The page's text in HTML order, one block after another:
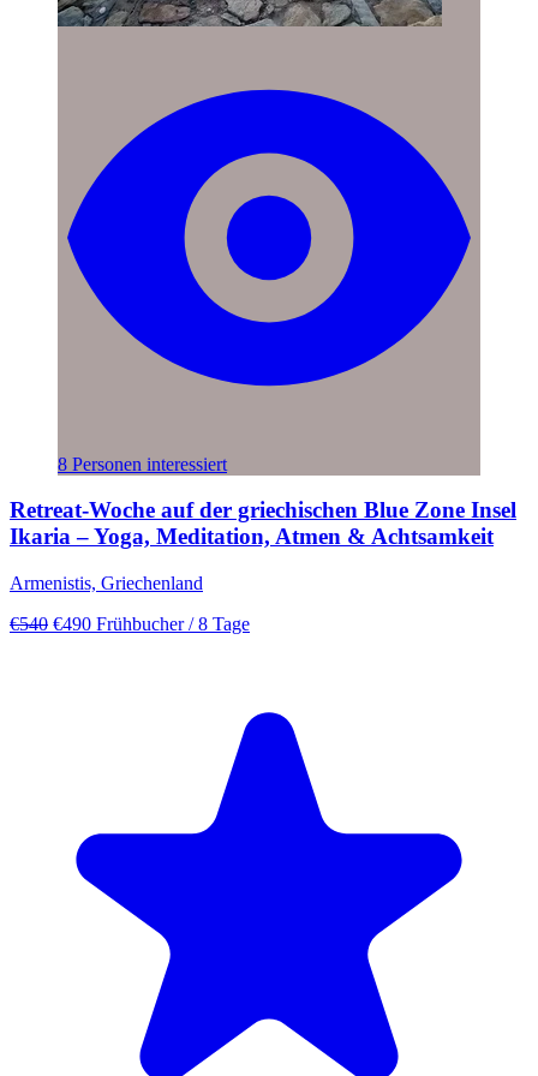
8 Personen interessiert
Retreat-Woche auf der griechischen Blue Zone Insel
Ikaria – Yoga, Meditation, Atmen & Achtsamkeit
Armenistis, Griechenland
€540 €490 Frühbucher / 8 Tage